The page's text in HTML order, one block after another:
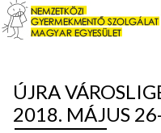
ÚJRA
2018. MÁJUS